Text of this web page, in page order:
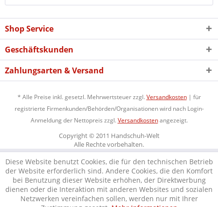
Shop Service
Geschäftskunden
Zahlungsarten & Versand
* Alle Preise inkl. gesetzl. Mehrwertsteuer zzgl. Versandkosten| für
registrierte Firmenkunden/Behörden/Organisationen wird nach Login-
Anmeldung der Nettopreis zzgl. Versandkostenangezeigt.
Copyright © 2011 Handschuh-Welt
Alle Rechte vorbehalten.
Diese Website benutzt Cookies, die für den technischen Betrieb
der Website erforderlich sind. Andere Cookies, die den Komfort
bei Benutzung dieser Website erhöhen, der Direktwerbung
dienen oder die Interaktion mit anderen Websites und sozialen
Netzwerken vereinfachen sollen, werden nur mit Ihrer